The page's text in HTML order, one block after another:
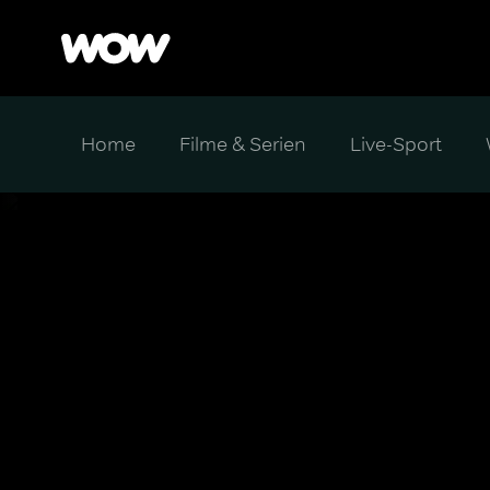
Home Filme & Serien Live-Sport